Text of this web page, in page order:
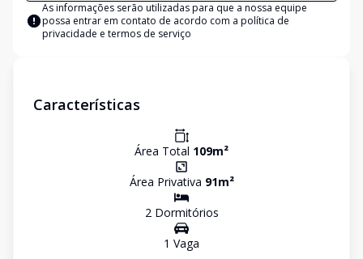
As informações serão utilizadas para que a nossa equipe
possa entrar em contato de acordo com a política de
privacidade e termos de serviço
Características
Área Total 109m²
Área Privativa 91m²
2Dormitórios
1 Vaga